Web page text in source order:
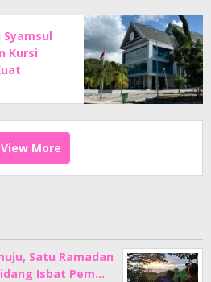
Kursi
View More
Satu Ramadan
Isbat Pem…